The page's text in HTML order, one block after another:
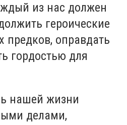
из нас должен
героические
оправдать
гордостью для
нашей жизни
делами,